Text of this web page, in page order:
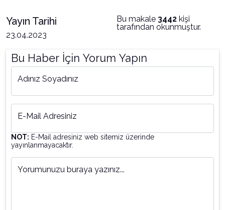
Yayın Tarihi
23.04.2023
Bu makale 3442 kişi
tarafından okunmuştur.
Bu Haber İçin Yorum Yapın
Adınız Soyadınız
E-Mail Adresiniz
NOT: E-Mail adresiniz web sitemiz üzerinde
yayınlanmayacaktır.
Yorumunuzu buraya yazınız...